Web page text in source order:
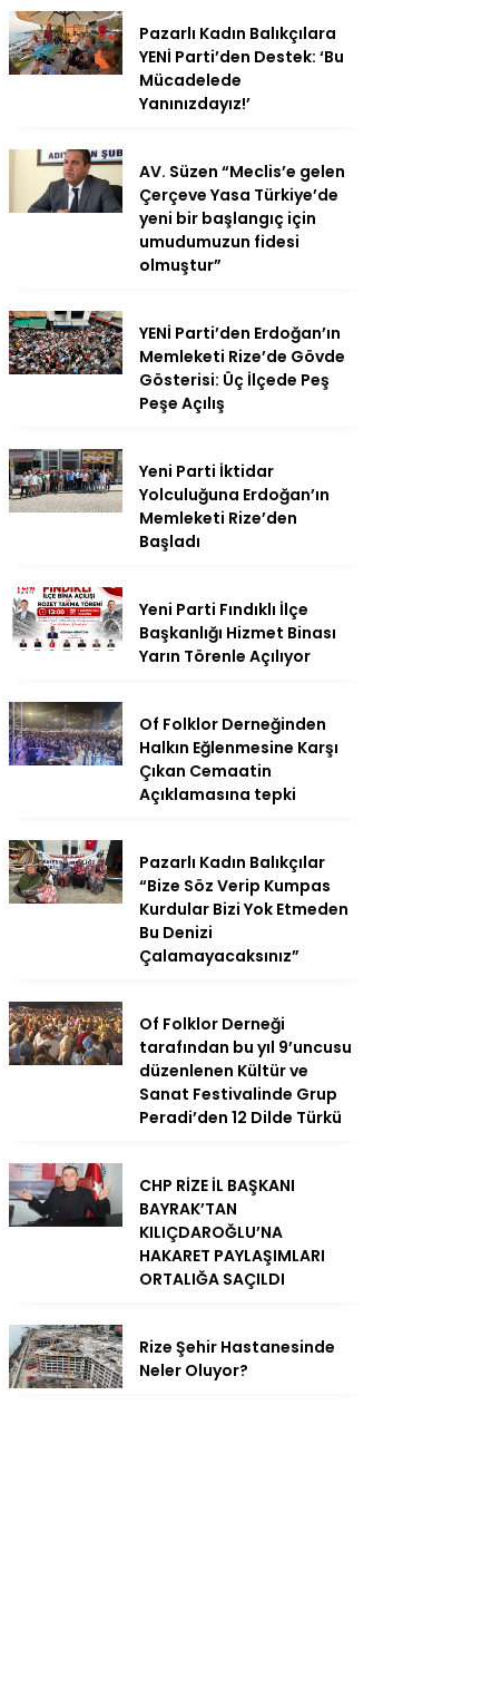
Pazarlı Kadın Balıkçılara
YENİ Parti’den Destek: ‘Bu
Mücadelede
Yanınızdayız!’
AV. Süzen “Meclis’e gelen
Çerçeve Yasa Türkiye’de
yeni bir başlangıç için
umudumuzun fidesi
olmuştur”
YENİ Parti’den Erdoğan’ın
Memleketi Rize’de Gövde
Gösterisi: Üç İlçede Peş
Peşe Açılış
Yeni Parti İktidar
Yolculuğuna Erdoğan’ın
Memleketi Rize’den
Başladı
Yeni Parti Fındıklı İlçe
Başkanlığı Hizmet Binası
Yarın Törenle Açılıyor
Of Folklor Derneğinden
Halkın Eğlenmesine Karşı
Çıkan Cemaatin
Açıklamasına tepki
Pazarlı Kadın Balıkçılar
“Bize Söz Verip Kumpas
Kurdular Bizi Yok Etmeden
Bu Denizi
Çalamayacaksınız”
Of Folklor Derneği
tarafından bu yıl 9’uncusu
düzenlenen Kültür ve
Sanat Festivalinde Grup
Peradi’den 12 Dilde Türkü
CHP RİZE İL BAŞKANI
BAYRAK’TAN
KILIÇDAROĞLU’NA
HAKARET PAYLAŞIMLARI
ORTALIĞA SAÇILDI
Rize Şehir Hastanesinde
Neler Oluyor?